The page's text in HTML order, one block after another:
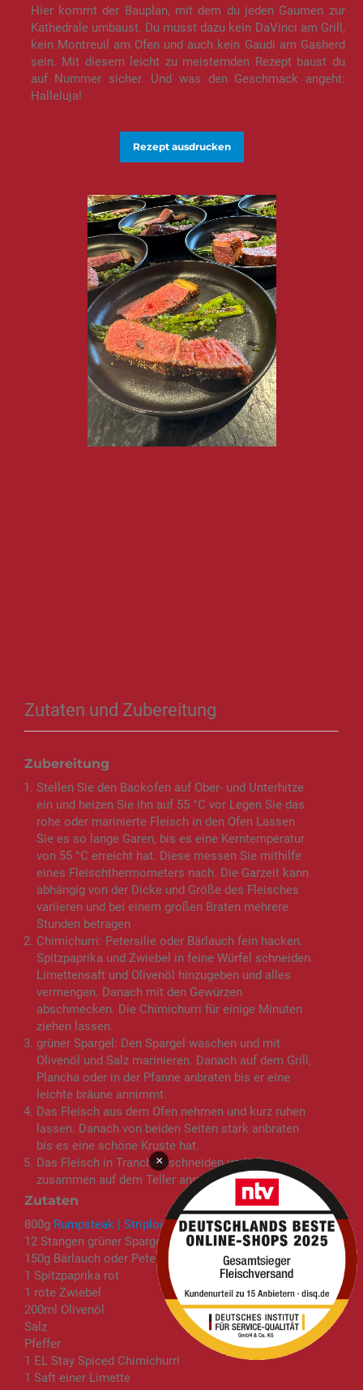
Hier kommt der Bauplan, mit dem du jeden Gaumen zur
Kathedrale umbaust. Du musst dazu kein DaVinci am Grill,
kein Montreuil am Ofen und auch kein Gaudi am Gasherd
sein. Mit diesem leicht zu meisternden Rezept baust du
auf Nummer sicher. Und was den Geschmack angeht:
Halleluja!
Rezept ausdrucken
Zutaten und Zubereitung
Zutaten
800g Rumpsteak | Striploin | Kuh
12 Stangen grüner Spargel
150g Bärlauch oder Petersilie
1 Spitzpaprika rot
1 rote Zwiebel
200ml Olivenöl
Salz
Pfeffer
1 EL Stay Spiced Chimichurri
1 Saft einer Limette
Zubereitung
Stellen Sie den Backofen auf Ober- und Unterhitze
ein und heizen Sie ihn auf 55 °C vor Legen Sie das
rohe oder marinierte Fleisch in den Ofen Lassen
Sie es so lange Garen, bis es eine Kerntemperatur
von 55 °C erreicht hat. Diese messen Sie mithilfe
eines Fleischthermometers nach. Die Garzeit kann
abhängig von der Dicke und Größe des Fleisches
variieren und bei einem großen Braten mehrere
Stunden betragen
Chimichurri: Petersilie oder Bärlauch fein hacken.
Spitzpaprika und Zwiebel in feine Würfel schneiden.
Limettensaft und Olivenöl hinzugeben und alles
vermengen. Danach mit den Gewürzen
abschmecken. Die Chimichurri für einige Minuten
ziehen lassen.
grüner Spargel: Den Spargel waschen und mit
Olivenöl und Salz marinieren. Danach auf dem Grill,
Plancha oder in der Pfanne anbraten bis er eine
leichte bräune annimmt.
Das Fleisch aus dem Ofen nehmen und kurz ruhen
lassen. Danach von beiden Seiten stark anbraten
bis es eine schöne Kruste hat.
Das Fleisch in Tranchen schneiden und alles
zusammen auf dem Teller anrichten. Guten Appetit
×